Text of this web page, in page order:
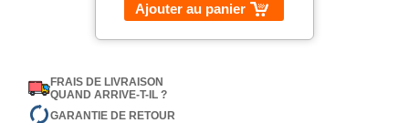
Ajouter au panier
FRAIS DE LIVRAISON
QUAND ARRIVE-T-IL ?
GARANTIE DE RETOUR